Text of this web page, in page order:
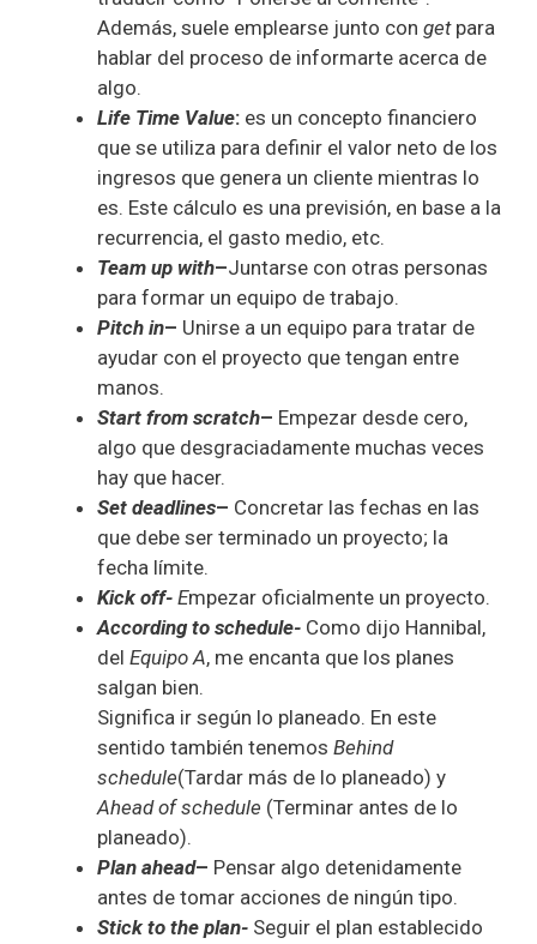
Además, suele emplearse junto con getpara
hablar del proceso de informarte acerca de
algo.
Life Time Value: es un concepto financiero
que se utiliza para definir el valor neto de los
ingresos que genera un cliente mientras lo
es. Este cálculo es una previsión, en base a la
recurrencia, el gasto medio, etc.
Team up with–Juntarse con otras personas
para formar un equipo de trabajo.
Pitch in– Unirse a un equipo para tratar de
ayudar con el proyecto que tengan entre
manos.
Start from scratch– Empezar desde cero,
algo que desgraciadamente muchas veces
hay que hacer.
Set deadlines– Concretar las fechas en las
que debe ser terminado un proyecto; la
fecha límite.
Kick off- Empezar oficialmente un proyecto.
According to schedule- Como dijo Hannibal,
del Equipo A, me encanta que los planes
salgan bien.
Significa ir según lo planeado. En este
sentido también tenemos Behind
schedule(Tardar más de lo planeado) y
Ahead of schedule (Terminar antes de lo
planeado).
Plan ahead– Pensar algo detenidamente
antes de tomar acciones de ningún tipo.
Stick to the plan- Seguir el plan establecido